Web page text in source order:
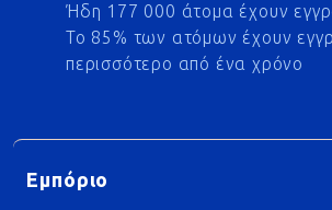
Ήδη 177 000 άτομα έχουν
Το 85% των ατόμων έχουν
περισσότερο από ένα χρόνο
Εμπόριο